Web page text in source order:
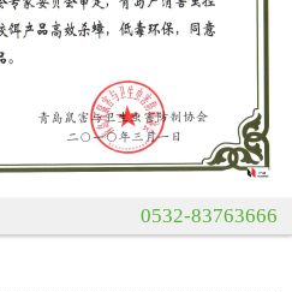
0532-83763666